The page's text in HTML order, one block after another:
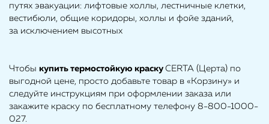
путях эвакуации: лифтовые холлы, лестничные клетки,
вестибюли, общие коридоры, холлы и фойе зданий,
за исключением высотных
Чтобы купить термостойкую краску CERTA (Церта) по
выгодной цене, просто добавьте товар в «Корзину» и
следуйте инструкциям при оформлении заказа или
закажите краску по бесплатному телефону 8-800-1000-
027.